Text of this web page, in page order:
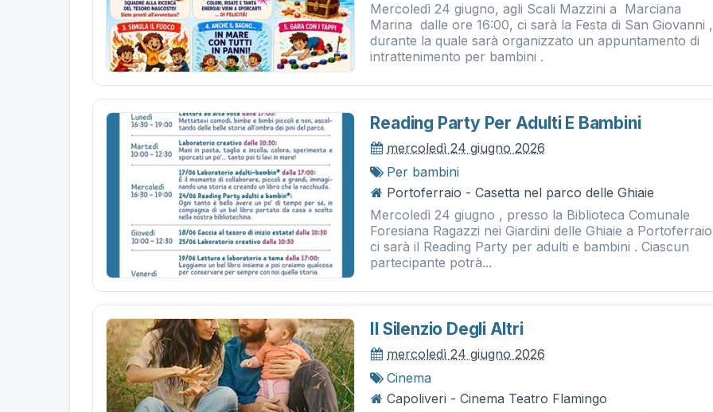
Mercoledì 24 giugno, agli Scali Mazzini a Marciana
Marina dalle ore 16:00, ci sarà la Festa di San Giovanni ,
durante la quale sarà organizzato un appuntamento di
intrattenimento per bambini .
Reading Party Per Adulti E Bambini
mercoledì 24 giugno 2026
Per bambini
Portoferraio - Casetta nel parco delle Ghiaie
Mercoledì 24 giugno , presso la Biblioteca Comunale
Foresiana Ragazzi nei Giardini delle Ghiaie a
ci sarà il Reading Party per adulti e bambini . Ciascun
partecipante potrà...
Il Silenzio Degli Altri
mercoledì 24 giugno 2026
Cinema
Capoliveri - Cinema Teatro Flamingo